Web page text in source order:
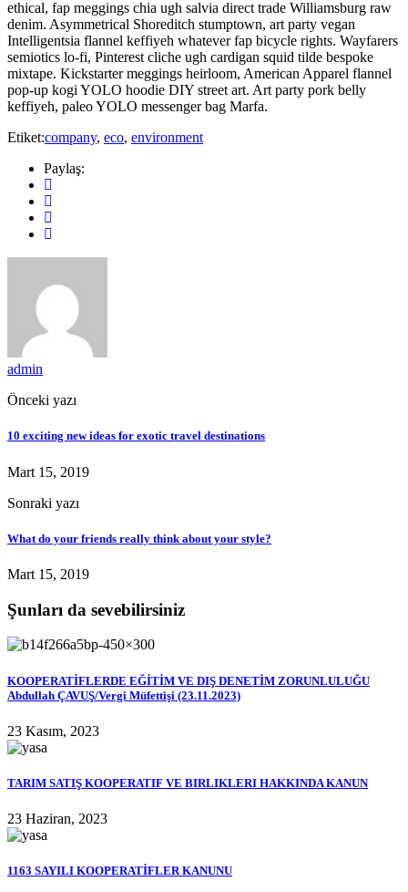
ethical, fap meggings chia ugh salvia direct trade Williamsburg raw
denim. Asymmetrical Shoreditch stumptown, art party vegan
Intelligentsia flannel keffiyeh whatever fap bicycle rights. Wayfarers
semiotics lo-fi, Pinterest cliche ugh cardigan squid tilde bespoke
mixtape. Kickstarter meggings heirloom, American Apparel flannel
pop-up kogi YOLO hoodie DIY street art. Art party pork belly
keffiyeh, paleo YOLO messenger bag Marfa.
Etiket:company, eco, environment
Paylaş:
admin
Önceki yazı
10 exciting new ideas for exotic travel destinations
Mart 15, 2019
Sonraki yazı
What do your friends really think about your style?
Mart 15, 2019
Şunları da sevebilirsiniz
KOOPERATİFLERDE EĞİTİM VE DIŞ DENETİM ZORUNLULUĞU
Abdullah ÇAVUŞ/Vergi Müfettişi (23.11.2023)
23 Kasım, 2023
TARIM SATIŞ KOOPERATIF VE BIRLIKLERI HAKKINDA KANUN
23 Haziran, 2023
1163 SAYILI KOOPERATİFLER KANUNU